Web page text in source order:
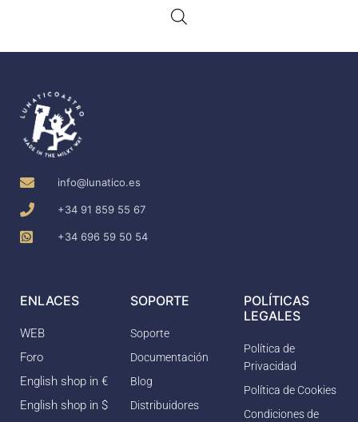
info@lunatico.es
+34 91 859 55 67
+34 696 59 50 54
ENLACES
WEB
Foro
English shop in €
English shop in $
SOPORTE
Soporte
Documentación
Blog
Distribuidores
POLÍTICAS
LEGALES
Política de
Privacidad
Política de Cookies
Condiciones de